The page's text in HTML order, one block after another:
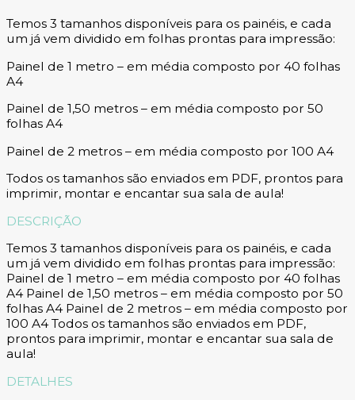
Temos 3 tamanhos disponíveis para os painéis, e cada
um já vem dividido em folhas prontas para impressão:
Painel de 1 metro – em média composto por 40 folhas
A4
Painel de 1,50 metros – em média composto por 50
folhas A4
Painel de 2 metros – em média composto por 100 A4
Todos os tamanhos são enviados em PDF, prontos para
imprimir, montar e encantar sua sala de aula!
DESCRIÇÃO
Temos 3 tamanhos disponíveis para os painéis, e cada
um já vem dividido em folhas prontas para impressão:
Painel de 1 metro – em média composto por 40 folhas
A4 Painel de 1,50 metros – em média composto por 50
folhas A4 Painel de 2 metros – em média composto por
100 A4 Todos os tamanhos são enviados em PDF,
prontos para imprimir, montar e encantar sua sala de
aula!
DETALHES